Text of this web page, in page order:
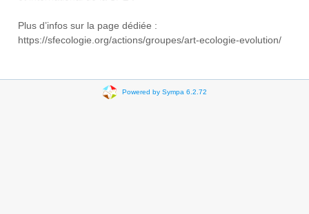
Plus d’infos sur la page dédiée :
https://sfecologie.org/actions/groupes/art-ecologie-evolution/
Powered by Sympa 6.2.72